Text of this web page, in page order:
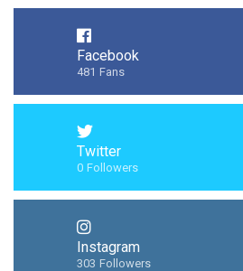
Facebook
481 Fans
Twitter
0 Followers
Instagram
303 Followers